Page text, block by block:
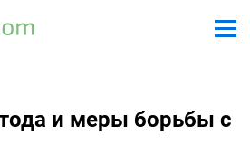
и меры борьбы с